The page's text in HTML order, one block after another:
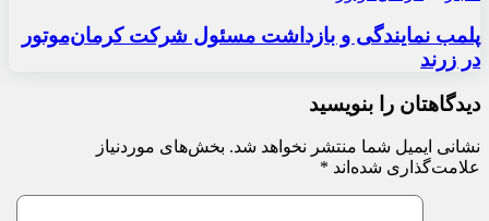
پلمب نمایندگی و بازداشت مسئول شرکت کرمان‌موتور
در زرند
دیدگاهتان را بنویسید
نشانی ایمیل شما منتشر نخواهد شد. بخش‌های موردنیاز
علامت‌گذاری شده‌اند *